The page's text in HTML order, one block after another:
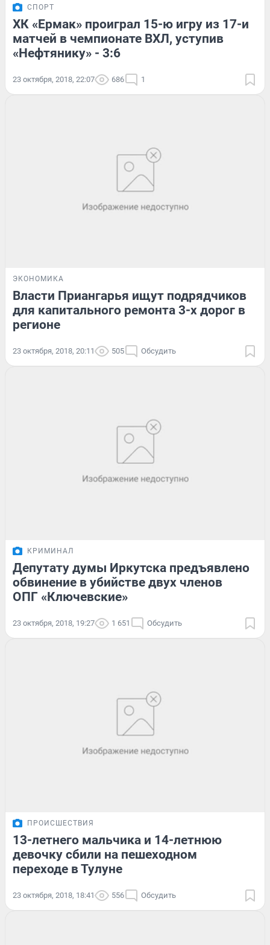
СПОРТ
ХК «Ермак» проиграл 15-ю игру из 17-и
матчей в чемпионате ВХЛ, уступив
«Нефтянику» - 3:6
23 октября, 2018, 22:07 686 1
ЭКОНОМИКА
Власти Приангарья ищут подрядчиков
для капитального ремонта 3-х дорог в
регионе
23 октября, 2018, 20:11 505 Обсудить
КРИМИНАЛ
Депутату думы Иркутска предъявлено
обвинение в убийстве двух членов
ОПГ «Ключевские»
23 октября, 2018, 19:27 1 651 Обсудить
ПРОИСШЕСТВИЯ
13-летнего мальчика и 14-летнюю
девочку сбили на пешеходном
переходе в Тулуне
23 октября, 2018, 18:41 556 Обсудить